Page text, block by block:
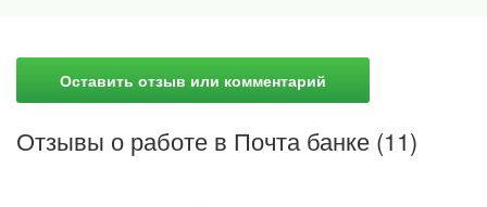
Оставить отзыв или комментарий
Отзывы о работе в Почта банке (11)